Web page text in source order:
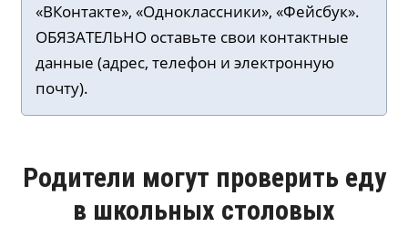
«ВКонтакте», «Одноклассники», «Фейсбук».
ОБЯЗАТЕЛЬНО оставьте свои контактные
данные (адрес, телефон и электронную
почту).
Родители могут проверить еду
в школьных столовых